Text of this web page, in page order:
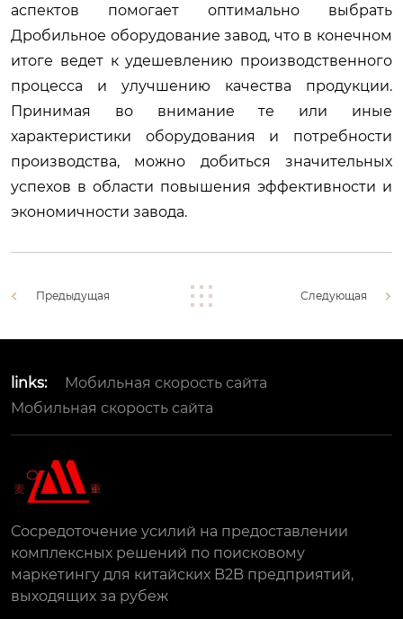
аспектов помогает оптимально выбрать
Дробильное оборудование завод, что в конечном
итоге ведет к удешевлению производственного
процесса и улучшению качества продукции.
Принимая во внимание те или иные
характеристики оборудования и потребности
производства, можно добиться значительных
успехов в области повышения эффективности и
экономичности завода.
Предыдущая Следующая
links:
Мобильная скорость сайта
Мобильная скорость сайта
Сосредоточение усилий на предоставлении
комплексных решений по поисковому
маркетингу для китайских B2B предприятий,
выходящих за рубеж